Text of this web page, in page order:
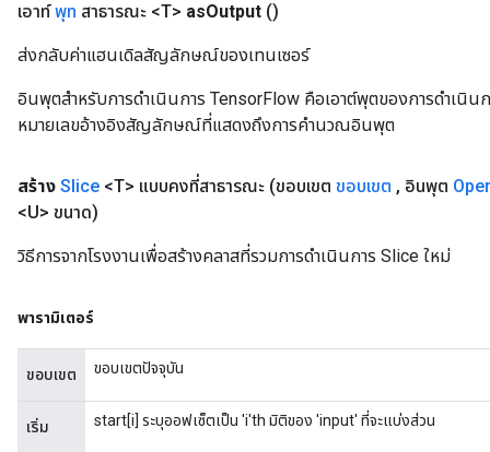
เอาท์พุท สาธารณะ <T> asOutput ()
ส่งกลับค่าแฮนเดิลสัญลักษณ์ของเทนเซอร์
อินพุตสำหรับการดำเนินการ TensorFlow คือเอาต์พุตของการดำเนิน
หมายเลขอ้างอิงสัญลักษณ์ที่แสดงถึงการคำนวณอินพุต
สร้าง Slice <T> แบบคงที่สาธารณะ (ขอบเขต ขอบเขต , อินพุต
<U> ขนาด)
วิธีการจากโรงงานเพื่อสร้างคลาสที่รวมการดำเนินการ Slice ใหม่
พารามิเตอร์
ขอบเขต ขอบเขตปัจจุบัน
เริ่ม start[i] ระบุออฟเซ็ตเป็น 'i'th มิติของ 'input' ที่จะแบ่งส่วน